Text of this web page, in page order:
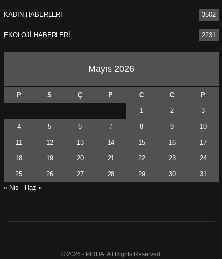
KADIN HABERLERİ 3502
EKOLOJİ HABERLERİ 2231
Mayıs 2026
P S Ç P C C P
1 2 3
4 5 6 7 8 9 10
11 12 13 14 15 16 17
18 19 20 21 22 23 24
25 26 27 28 29 30
31
« Nis
Haz »
© 2026 - PİRHA. All Rights Reserved.